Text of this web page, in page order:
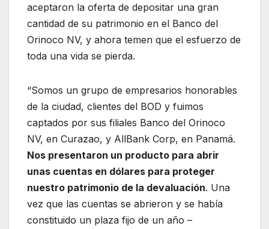
aceptaron la oferta de depositar una gran
cantidad de su patrimonio en el Banco del
Orinoco NV, y ahora temen que el esfuerzo de
toda una vida se pierda.
“Somos un grupo de empresarios honorables
de la ciudad, clientes del BOD y fuimos
captados por sus filiales Banco del Orinoco
NV, en Curazao, y AllBank Corp, en Panamá.
Nos presentaron un producto para abrir
unas cuentas en dólares para proteger
nuestro patrimonio de la devaluación. Una
vez que las cuentas se abrieron y se había
constituido un plaza fijo de un año –